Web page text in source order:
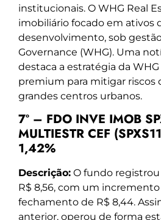
institucionais. O WHG Real
imobiliário focado em ativos
desenvolvimento, sob
Governance (WHG). Uma
destaca a estratégia da
premium para mitigar riscos
grandes centros urbanos.
7º – FDO INVE IMOB
MULTIESTR CEF
1,42%
Descrição: O fundo
R$ 8,56, com um incremento
fechamento de R$ 8,44.
anterior, operou de forma